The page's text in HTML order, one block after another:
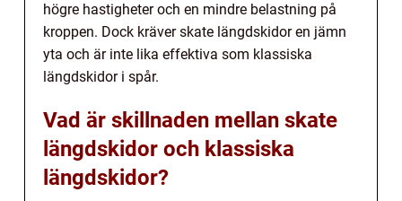
högre hastigheter och en mindre belastning på
kroppen. Dock kräver skate längdskidor en jämn
yta och är inte lika effektiva som klassiska
längdskidor i spår.
Vad är skillnaden mellan skate
längdskidor och klassiska
längdskidor?